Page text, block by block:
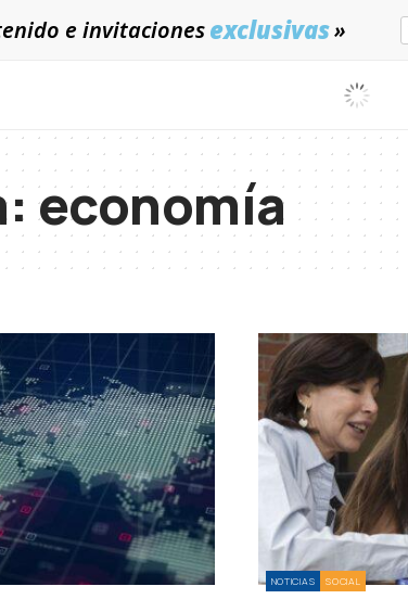
e invitacionesexclusivas»
economía
NOTICIAS SOCIAL